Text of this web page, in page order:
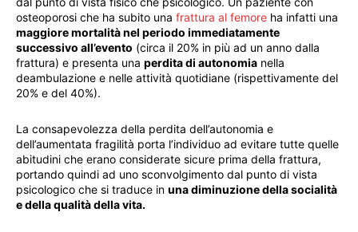
osteoporosi che ha subito una frattura al femore ha infatti una
maggiore mortalità nel periodo immediatamente
successivo all’evento (circa il 20% in più ad un anno dalla
frattura) e presenta una perdita di autonomia nella
deambulazione e nelle attività quotidiane (rispettivamente del
20% e del 40%).
La consapevolezza della perdita dell’autonomia e
dell’aumentata fragilità porta l’individuo ad evitare tutte quelle
abitudini che erano considerate sicure prima della frattura,
portando quindi ad uno sconvolgimento dal punto di vista
psicologico che si traduce in una diminuzione della socialità
e della qualità della vita.